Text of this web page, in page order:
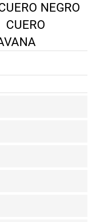
NEGRO
CUERO